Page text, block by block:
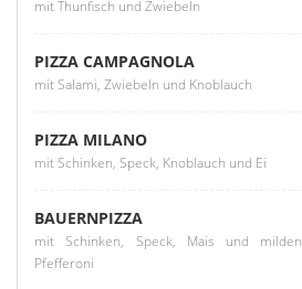
mit Thunfisch und Zwiebeln
PIZZA CAMPAGNOLA
mit Salami, Zwiebeln und Knoblauch
PIZZA MILANO
mit Schinken, Speck, Knoblauch und Ei
BAUERNPIZZA
mit Schinken, Speck, Mais und milden
Pfefferoni